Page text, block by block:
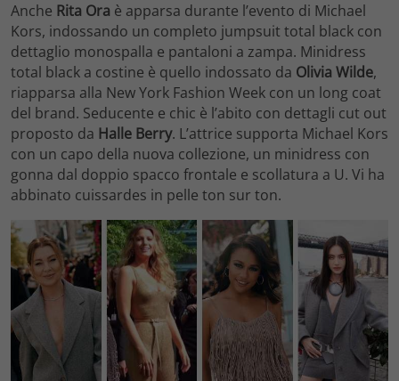
Anche Rita Ora è apparsa durante l’evento di Michael
Kors, indossando un completo jumpsuit total black con
dettaglio monospalla e pantaloni a zampa. Minidress
total black a costine è quello indossato da Olivia Wilde,
riapparsa alla New York Fashion Week con un long coat
del brand. Seducente e chic è l’abito con dettagli cut out
proposto da Halle Berry. L’attrice supporta Michael Kors
con un capo della nuova collezione, un minidress con
gonna dal doppio spacco frontale e scollatura a U. Vi ha
abbinato cuissardes in pelle ton sur ton.